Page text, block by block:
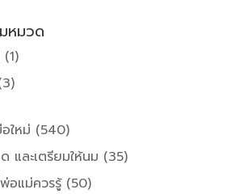
หมวด
(1)
ใหม่ (540)
และเตรียมให้นม (35)
อแม่ควรรู้(50)